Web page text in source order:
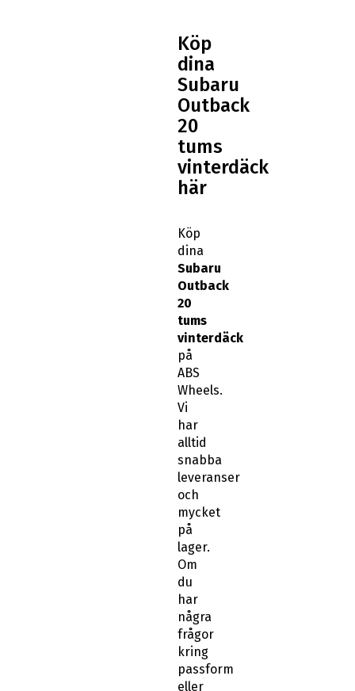
Köp
dina
Subaru
Outback
20
tums
vinterdäck
här
Köp
dina
Subaru
Outback
20
tums
vinterdäck
på
ABS
Wheels.
Vi
har
alltid
snabba
leveranser
och
mycket
på
lager.
Om
du
har
några
frågor
kring
passform
eller